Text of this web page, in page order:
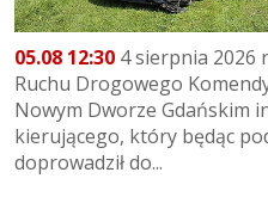
05.08 12:30 4 sierpnia 2026
Ruchu Drogowego
Nowym Dworze Gdańskim
kierującego, który będąc
doprowadził do...